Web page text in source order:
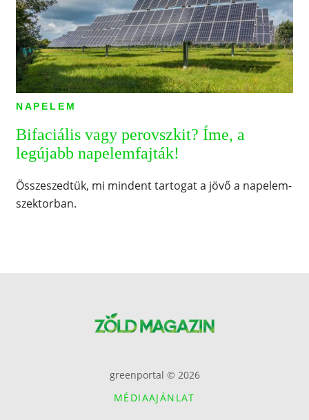
NAPELEM
Bifaciális vagy perovszkit? Íme, a
legújabb napelemfajták!
Összeszedtük, mi mindent tartogat a jövő a napelem-
szektorban.
greenportal © 2026
MÉDIAAJÁNLAT